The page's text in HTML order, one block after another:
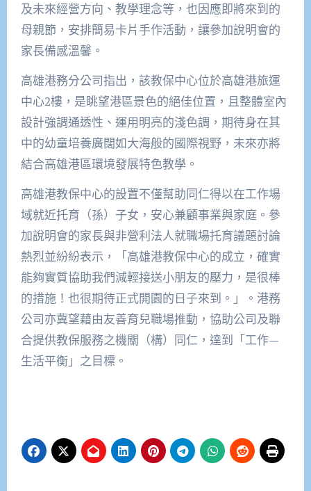
及未來經營方向、教學理念等，也因應即將來到的
母親節，安排簡易卡片手作活動，讓參加說明會的
家長備感溫馨。
高雄港務分公司指出，該教保中心位於高雄港旅運
中心2樓，是眺望港區景色的絕佳位置，且整體室內
設計強調通透性、運用明亮的淺色調，期待身在其
中的幼童培養廣闊如大海般的國際視野，未來亦將
結合高雄港區環境發展特色教學。
高雄港教保中心的設置不僅幫助同仁得以在工作場
域就近托育（孫）子女，安心兼顧事業與家庭。參
加說明會的家長與非營利法人就職場托育議題討論
熱烈並紛紛表示，「高雄港教保中心的成立，確實
能夠實質協助我們減輕接送小朋友的壓力，是很棒
的措施！也很期待正式開園的日子來到。」。港務
公司亦冀望藉由友善育兒職場推動，協助公司及聯
合提供教保服務之機關（構）同仁，達到「工作—
生活平衡」之目標。